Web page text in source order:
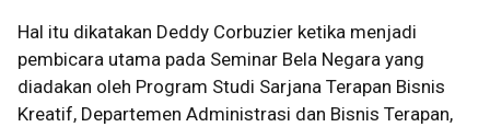
Hal itu dikatakan Deddy Corbuzier ketika menjadi
pembicara utama pada Seminar Bela Negara yang
diadakan oleh Program Studi Sarjana Terapan Bisnis
Kreatif, Departemen Administrasi dan Bisnis Terapan,